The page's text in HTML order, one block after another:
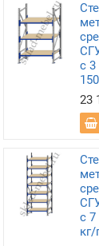
с
23
с